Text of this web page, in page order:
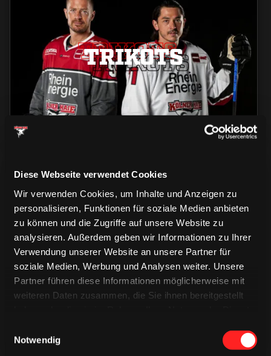
Diese Webseite verwendet Cookies
Wir verwenden Cookies, um Inhalte und Anzeigen zu
personalisieren, Funktionen für soziale Medien anbieten
zu können und die Zugriffe auf unsere Website zu
analysieren. Außerdem geben wir Informationen zu Ihrer
Verwendung unserer Website an unsere Partner für
soziale Medien, Werbung und Analysen weiter. Unsere
Partner führen diese Informationen möglicherweise mit
weiteren Daten zusammen, die Sie ihnen bereitgestellt
Notwendig
TRIKOTS
TRIKOTS
TRIKOTS
CAPS & CO
CAPS & CO
CAPS & CO